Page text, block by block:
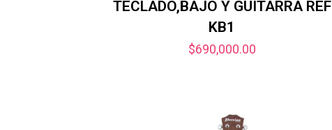
TECLADO,BAJO Y GUITARRA REF
KB1
$690,000.00